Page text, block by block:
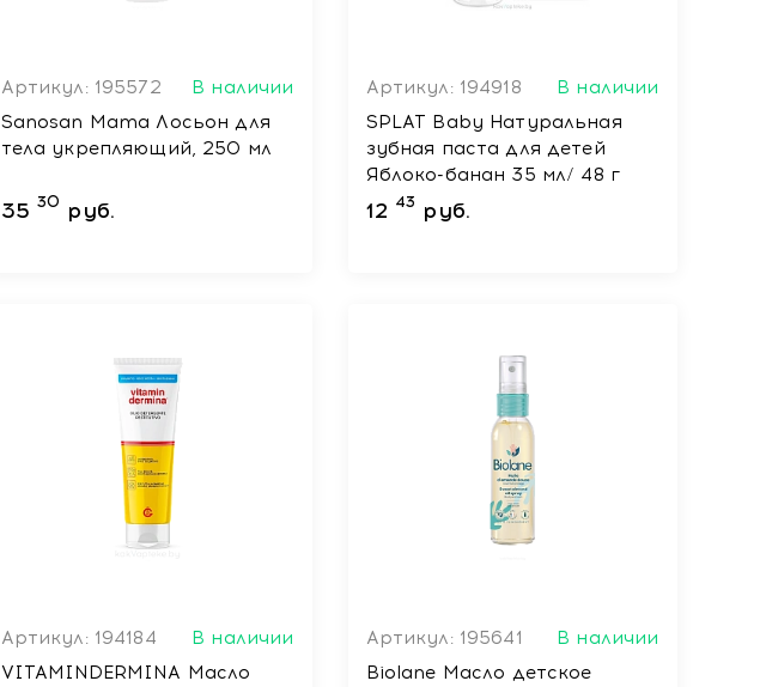
Артикул: 195572
В наличии
Sanosan Mama Лосьон для
тела укрепляющий, 250 мл
35 30 руб.
Артикул: 194918
В наличии
SPLAT Baby Натуральная
зубная паста для детей
Яблоко-банан 35 мл/ 48 г
12 43 руб.
Артикул: 194184
В наличии
VITAMINDERMINA Масло
Артикул: 195641
В наличии
Biolane Масло детское